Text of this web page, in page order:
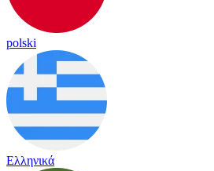
polski
Ελληνικά